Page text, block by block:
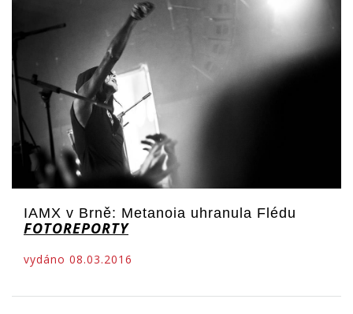
IAMX v Brně: Metanoia uhranula Flédu
FOTOREPORTY
vydáno 08.03.2016